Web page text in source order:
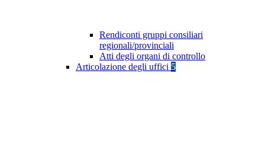
Rendiconti gruppi consiliari
regionali/provinciali
Atti degli organi di controllo
Articolazione degli uffici 5